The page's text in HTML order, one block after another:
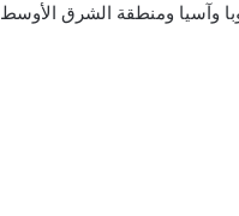
وآسيا ومنطقة الشرق الأوسط